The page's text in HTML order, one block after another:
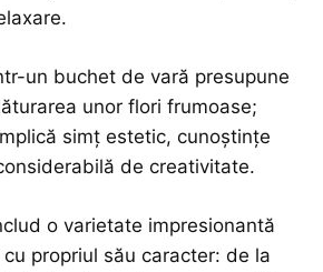
un buchet de vară presupune
unor flori frumoase;
simț estetic, cunoștințe
de creativitate.
o varietate impresionantă
propriul său caracter: de la